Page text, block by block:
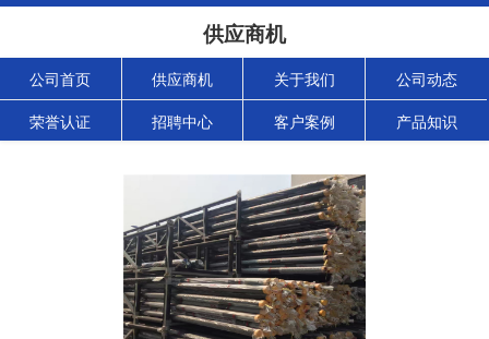
供应商机
公司首页 供应商机 关于我们 公司动态
荣誉认证 招聘中心 客户案例 产品知识